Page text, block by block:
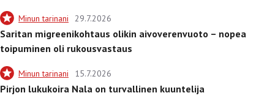
Minun tarinani 29.7.2026
Saritan migreenikohtaus olikin aivoverenvuoto – nopea
toipuminen oli rukousvastaus
Minun tarinani 15.7.2026
Pirjon lukukoira Nala on turvallinen kuuntelija